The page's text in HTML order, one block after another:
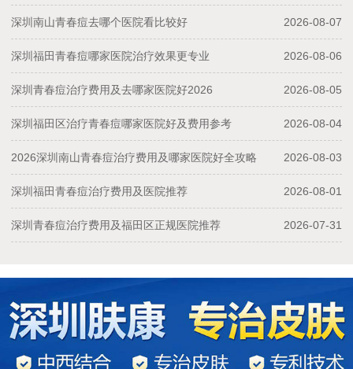
深圳南山青春痘去哪个医院看比较好 2026-08-07
深圳福田青春痘哪家医院治疗效果更专业 2026-08-06
深圳青春痘治疗费用及去哪家医院好2026 2026-08-05
深圳福田区治疗青春痘哪家医院好及费用参考 2026-08-04
2026深圳南山青春痘治疗费用及哪家医院好全攻略 2026-08-03
深圳福田青春痘治疗费用及医院推荐 2026-08-01
深圳青春痘治疗费用及福田区正规医院推荐 2026-07-31